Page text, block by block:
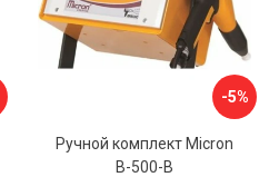
-5%
Ручной комплект Micron
В-500-B